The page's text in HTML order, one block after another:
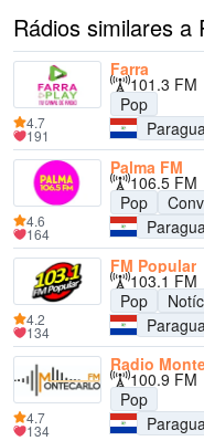
Rádios similares a
Farra
101.3 FM
Pop
4.7
191
Palma FM
106.5 FM
Pop
4.6
164
FM Popular
103.1 FM
Pop
4.2
134
Radio
100.9 FM
Pop
4.7
134